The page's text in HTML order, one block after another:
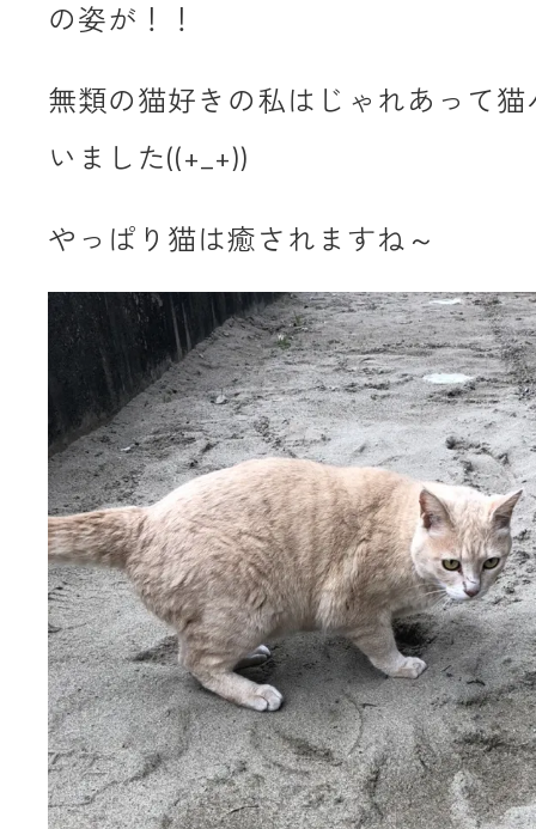
の姿が！！
無類の猫好きの私はじゃれあって
いました((+_+))
やっぱり猫は癒されますね～